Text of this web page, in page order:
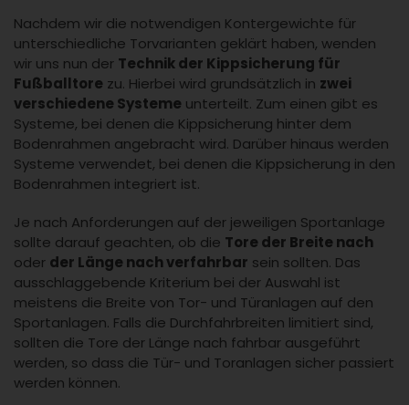
Nachdem wir die notwendigen Kontergewichte für
unterschiedliche Torvarianten geklärt haben, wenden
wir uns nun der Technik der Kippsicherung für
Fußballtore zu. Hierbei wird grundsätzlich in zwei
verschiedene Systeme unterteilt. Zum einen gibt es
Systeme, bei denen die Kippsicherung hinter dem
Bodenrahmen angebracht wird. Darüber hinaus werden
Systeme verwendet, bei denen die Kippsicherung in den
Bodenrahmen integriert ist.
Je nach Anforderungen auf der jeweiligen Sportanlage
sollte darauf geachten, ob die Tore der Breite nach
oder der Länge nach verfahrbar sein sollten. Das
ausschlaggebende Kriterium bei der Auswahl ist
meistens die Breite von Tor- und Türanlagen auf den
Sportanlagen. Falls die Durchfahrbreiten limitiert sind,
sollten die Tore der Länge nach fahrbar ausgeführt
werden, so dass die Tür- und Toranlagen sicher passiert
werden können.